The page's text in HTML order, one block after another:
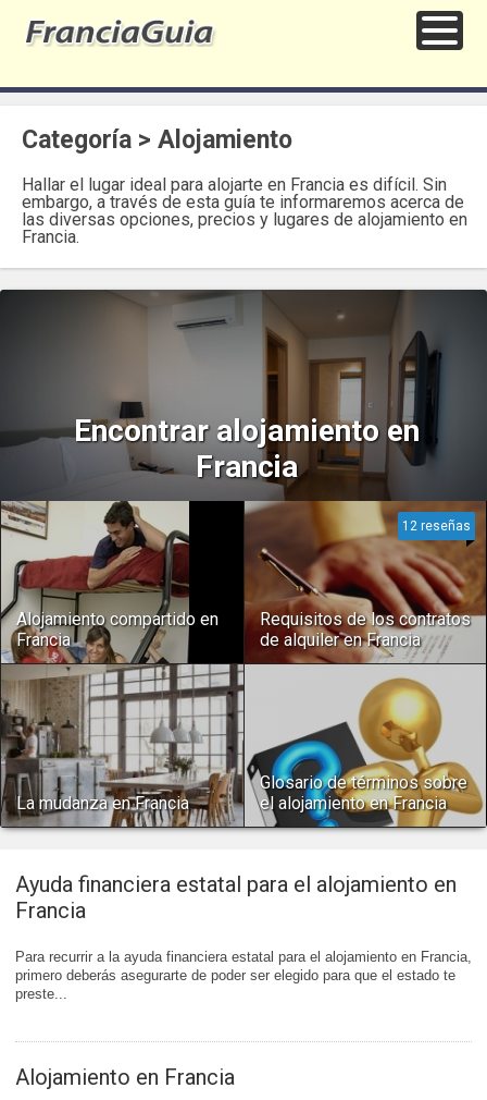
Categoría > Alojamiento
Hallar el lugar ideal para alojarte en Francia es difícil. Sin
embargo, a través de esta guía te informaremos acerca de
las diversas opciones, precios y lugares de alojamiento en
Francia.
Encontrar alojamiento en
Francia
Alojamiento compartido en
Francia
Requisitos de los contratos
de alquiler en Francia
12 reseñas
La mudanza en Francia
Glosario de términos sobre
el alojamiento en Francia
Ayuda financiera estatal para el alojamiento en
Francia
Para recurrir a la ayuda financiera estatal para el alojamiento en Francia,
primero deberás asegurarte de poder ser elegido para que el estado te
preste...
Alojamiento en Francia